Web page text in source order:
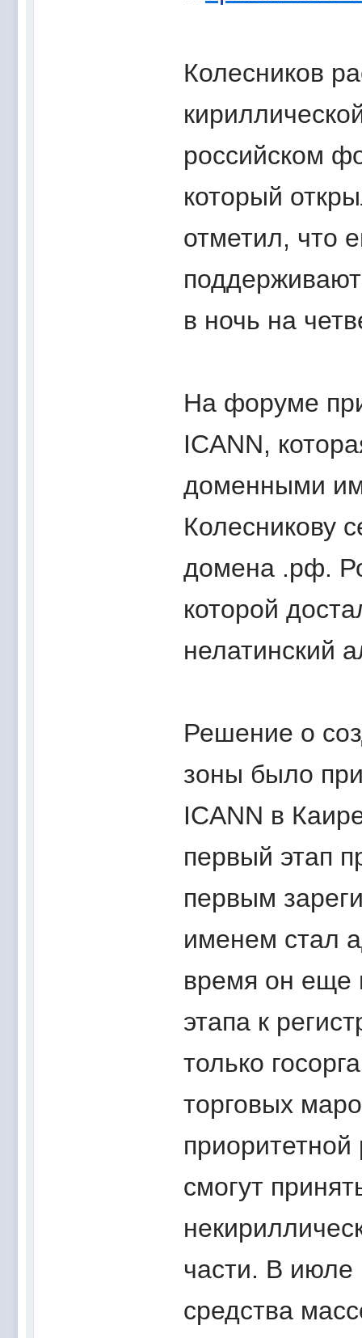
Колесников
российском
который
отметил, что
в ночь на
На форуме
ICANN,
доменными
Колесникову
домена .рф.
которой
нелатинский
Решение о
зоны было
ICANN в
первый этап
первым
именем стал
время он еще
этапа к
только
торговых
приоритетной
смогут
части. В июле
средства